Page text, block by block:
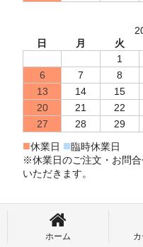
日
月 火
1
6
7 8
13
14 15
20
21 22
27
28 29
■休業日 ■臨時休業日
※休業日のご注文・お問
いただきます。
ホーム